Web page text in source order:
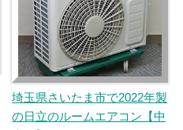
埼玉県さいたま市で2022年製
の日立のルームエアコン【中